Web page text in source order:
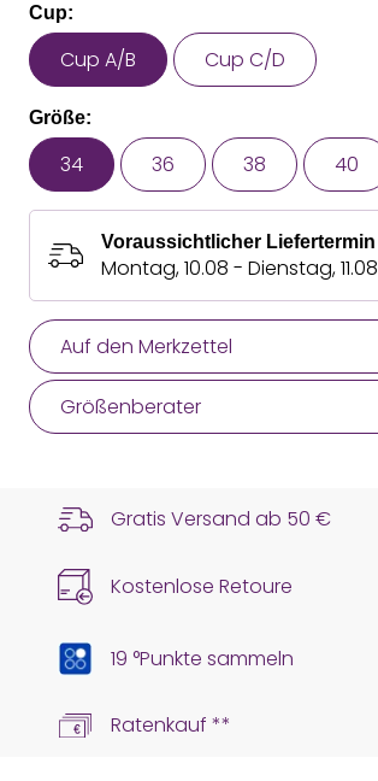
Cup:
Cup A/B Cup C/D
Größe:
34 36 38 40
Voraussichtlicher Liefertermin
Montag, 10.08 - Dienstag, 11.08
Auf den Merkzettel
Größenberater
Gratis Versand ab 50 €
Kostenlose Retoure
19 °Punkte sammeln
Ratenkauf **